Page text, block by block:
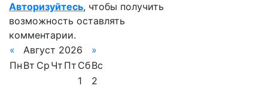
Авторизуйтесь, чтобы получить
возможность оставлять
комментарии.
«
Август 2026
»
Пн Вт Ср Чт Пт СбВс
1
2